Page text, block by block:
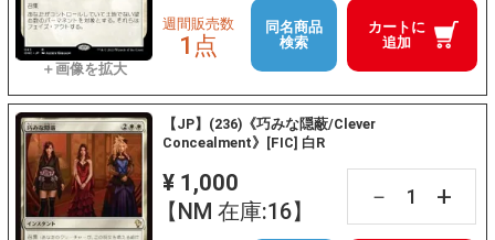
カートに
追加
週間販売数
1点
同名商品
検索
【JP】(236)《巧みな隠蔽/Clever
Concealment》[FIC] 白R
¥ 1,000
【NM 在庫:16】
－ +